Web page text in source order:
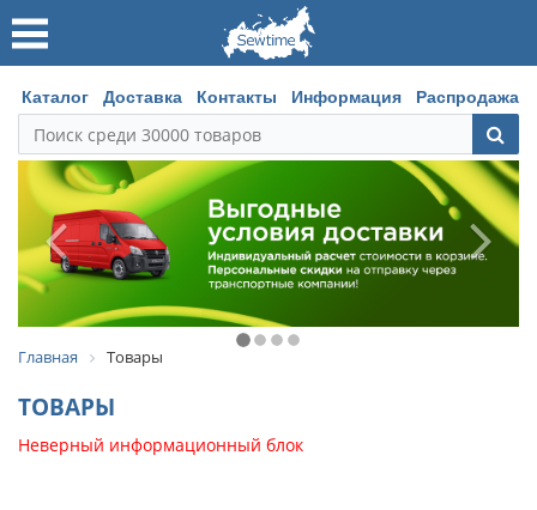
Каталог Доставка Контакты Информация Распродажа
Главная Товары
ТОВАРЫ
Неверный информационный блок